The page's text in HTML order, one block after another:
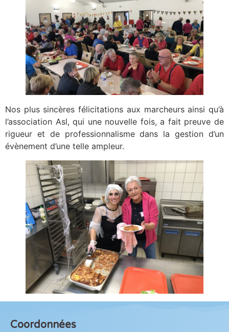
Nos plus sincères félicitations aux marcheurs ainsi qu’à
l’association Asl, qui une nouvelle fois, a fait preuve de
rigueur et de professionnalisme dans la gestion d’un
évènement d’une telle ampleur.
Coordonnées